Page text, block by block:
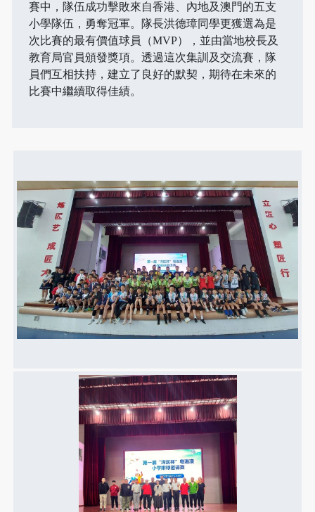
賽中，隊伍成功擊敗來自香港、內地及澳門的五支
小學隊伍，勇奪冠軍。隊長洪德璋同學更獲選為是
次比賽的最有價值球員（MVP），並由當地校長及
教育局官員頒發獎項。透過這次集訓及交流賽，隊
員們互相扶持，建立了良好的默契，期待在未來的
比賽中繼續取得佳績。